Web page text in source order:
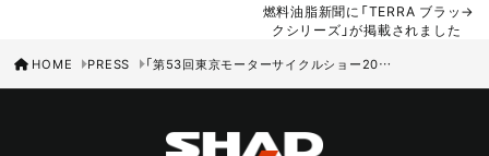
燃料油脂新聞に「TERRA ブラッ
クシリーズ」が掲載されました
HOME PRESS 「第53回東京モーターサイクルショー2026」に出展！過去最大規模のブースでお待ちしております